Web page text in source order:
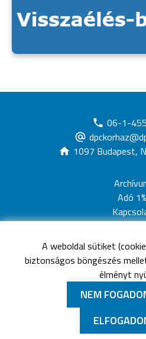
A weboldal sütiket
biztonságos böngészés
élményt
NEM
06-1-
1097 Budapest,
Adó 1%
Jogi
Minden jog fenntartva
Országos Hematológiai és